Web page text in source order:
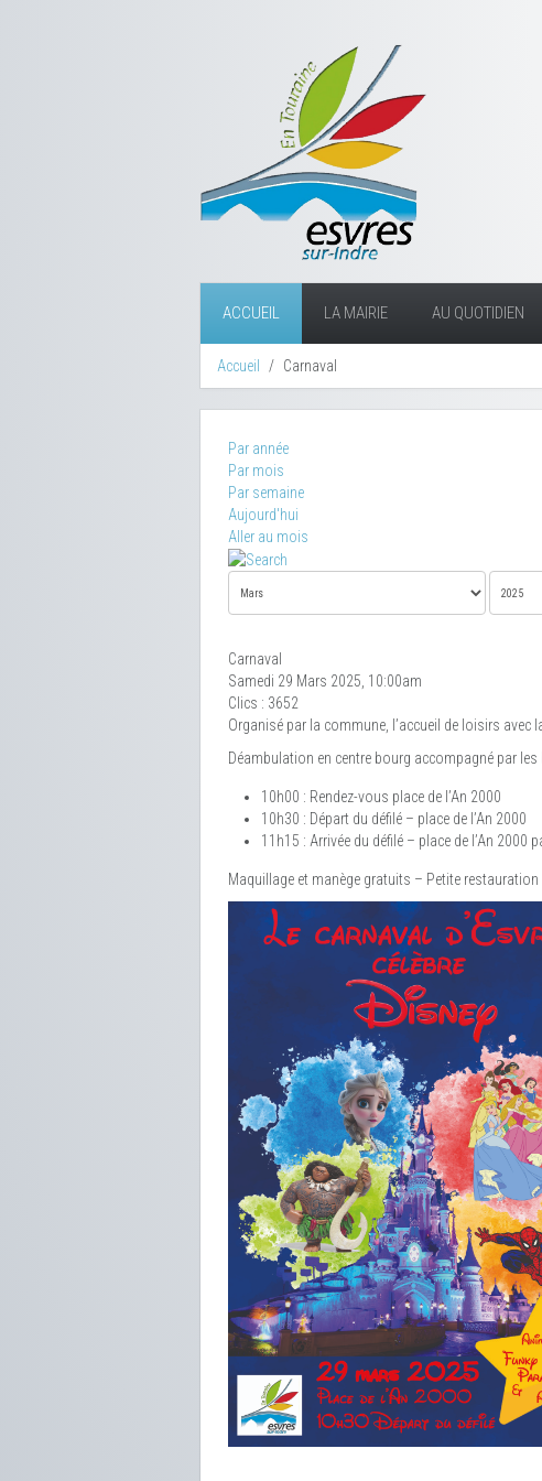
ACCUEIL LA MAIRIE AU QUOTIDIEN
Accueil Carnaval
Par année
Par mois
Par semaine
Aujourd'hui
Aller au mois
Carnaval
Samedi 29 Mars 2025, 10:00am
Clics : 3652
Organisé par la commune, l’accueil de loisirs avec
Déambulation en centre bourg accompagné par
10h00 : Rendez-vous place de l’An 2000
10h30 : Départ du défilé – place de l’An 2000
11h15 : Arrivée du défilé – place de l’An 2000
Maquillage et manège gratuits – Petite restauration